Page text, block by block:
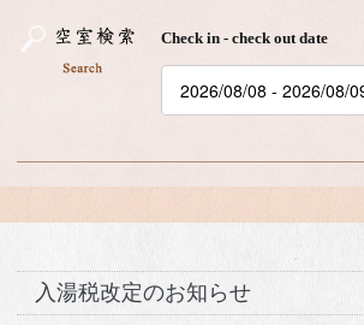
Check in - check out date
入湯税改定のお知らせ